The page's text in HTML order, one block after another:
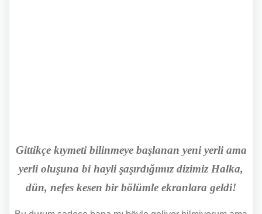
Gittikçe kıymeti bilinmeye başlanan yeni yerli ama
yerli oluşuna bi hayli şaşırdığımız dizimiz Halka,
dün, nefes kesen bir bölümle ekranlara geldi!